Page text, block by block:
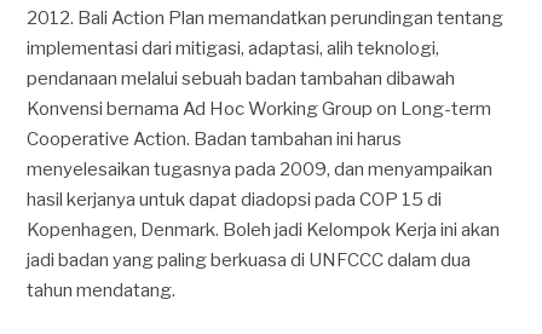
2012. Bali Action Plan memandatkan perundingan tentang
implementasi dari mitigasi, adaptasi, alih teknologi,
pendanaan melalui sebuah badan tambahan dibawah
Konvensi bernama Ad Hoc Working Group on Long-term
Cooperative Action. Badan tambahan ini harus
menyelesaikan tugasnya pada 2009, dan menyampaikan
hasil kerjanya untuk dapat diadopsi pada COP 15 di
Kopenhagen, Denmark. Boleh jadi Kelompok Kerja ini akan
jadi badan yang paling berkuasa di UNFCCC dalam dua
tahun mendatang.